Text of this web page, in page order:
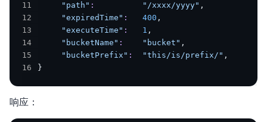
11
"path" : "/xxxx/yyyy"
12
"expiredTime" : 400
13
"executeTime" : 1
14
"bucketName" : "bucket"
15
"bucketPrefix" : "this/is/prefix/"
16
}
响应：